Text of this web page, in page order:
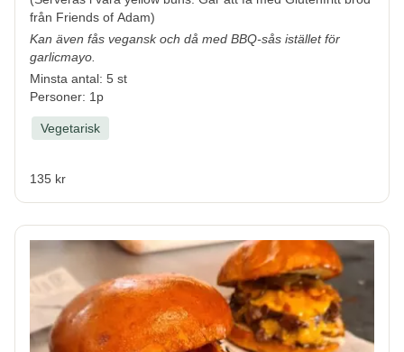
från Friends of Adam)
Kan även fås vegansk och då med BBQ-sås istället för
garlicmayo.
Minsta antal: 5 st
Personer: 1p
Vegetarisk
135 kr